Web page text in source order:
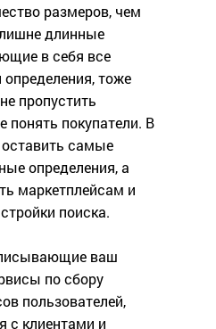
размеров, чем
длинные
в себя все
тоже
пропустить
понять покупатели. В
оставить самые
определения, а
маркетплейсам и
поиска.
ваш
по сбору
пользователей,
с клиентами и